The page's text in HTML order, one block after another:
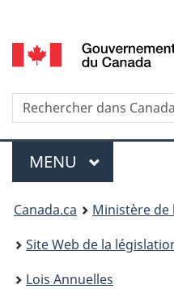
selection
Recherche
Menu
MENU PRINCIPAL
You
are
here:
Canada.ca
Ministère de
Site Web de la
Lois Annuelles